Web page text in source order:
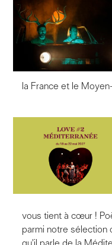
la France et le
vous tient à cœur !
parmi notre sélection